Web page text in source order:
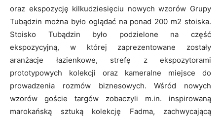
oraz ekspozycję kilkudziesięciu nowych wzorów Grupy
Tubądzin można było oglądać na ponad 200 m2 stoiska.
Stoisko Tubądzin było podzielone na część
ekspozycyjną, w której zaprezentowane zostały
aranżacje łazienkowe, strefę z ekspozytorami
prototypowych kolekcji oraz kameralne miejsce do
prowadzenia rozmów biznesowych. Wśród nowych
wzorów goście targów zobaczyli m.in. inspirowaną
marokańską sztuką kolekcję Fadma, zachwycającą